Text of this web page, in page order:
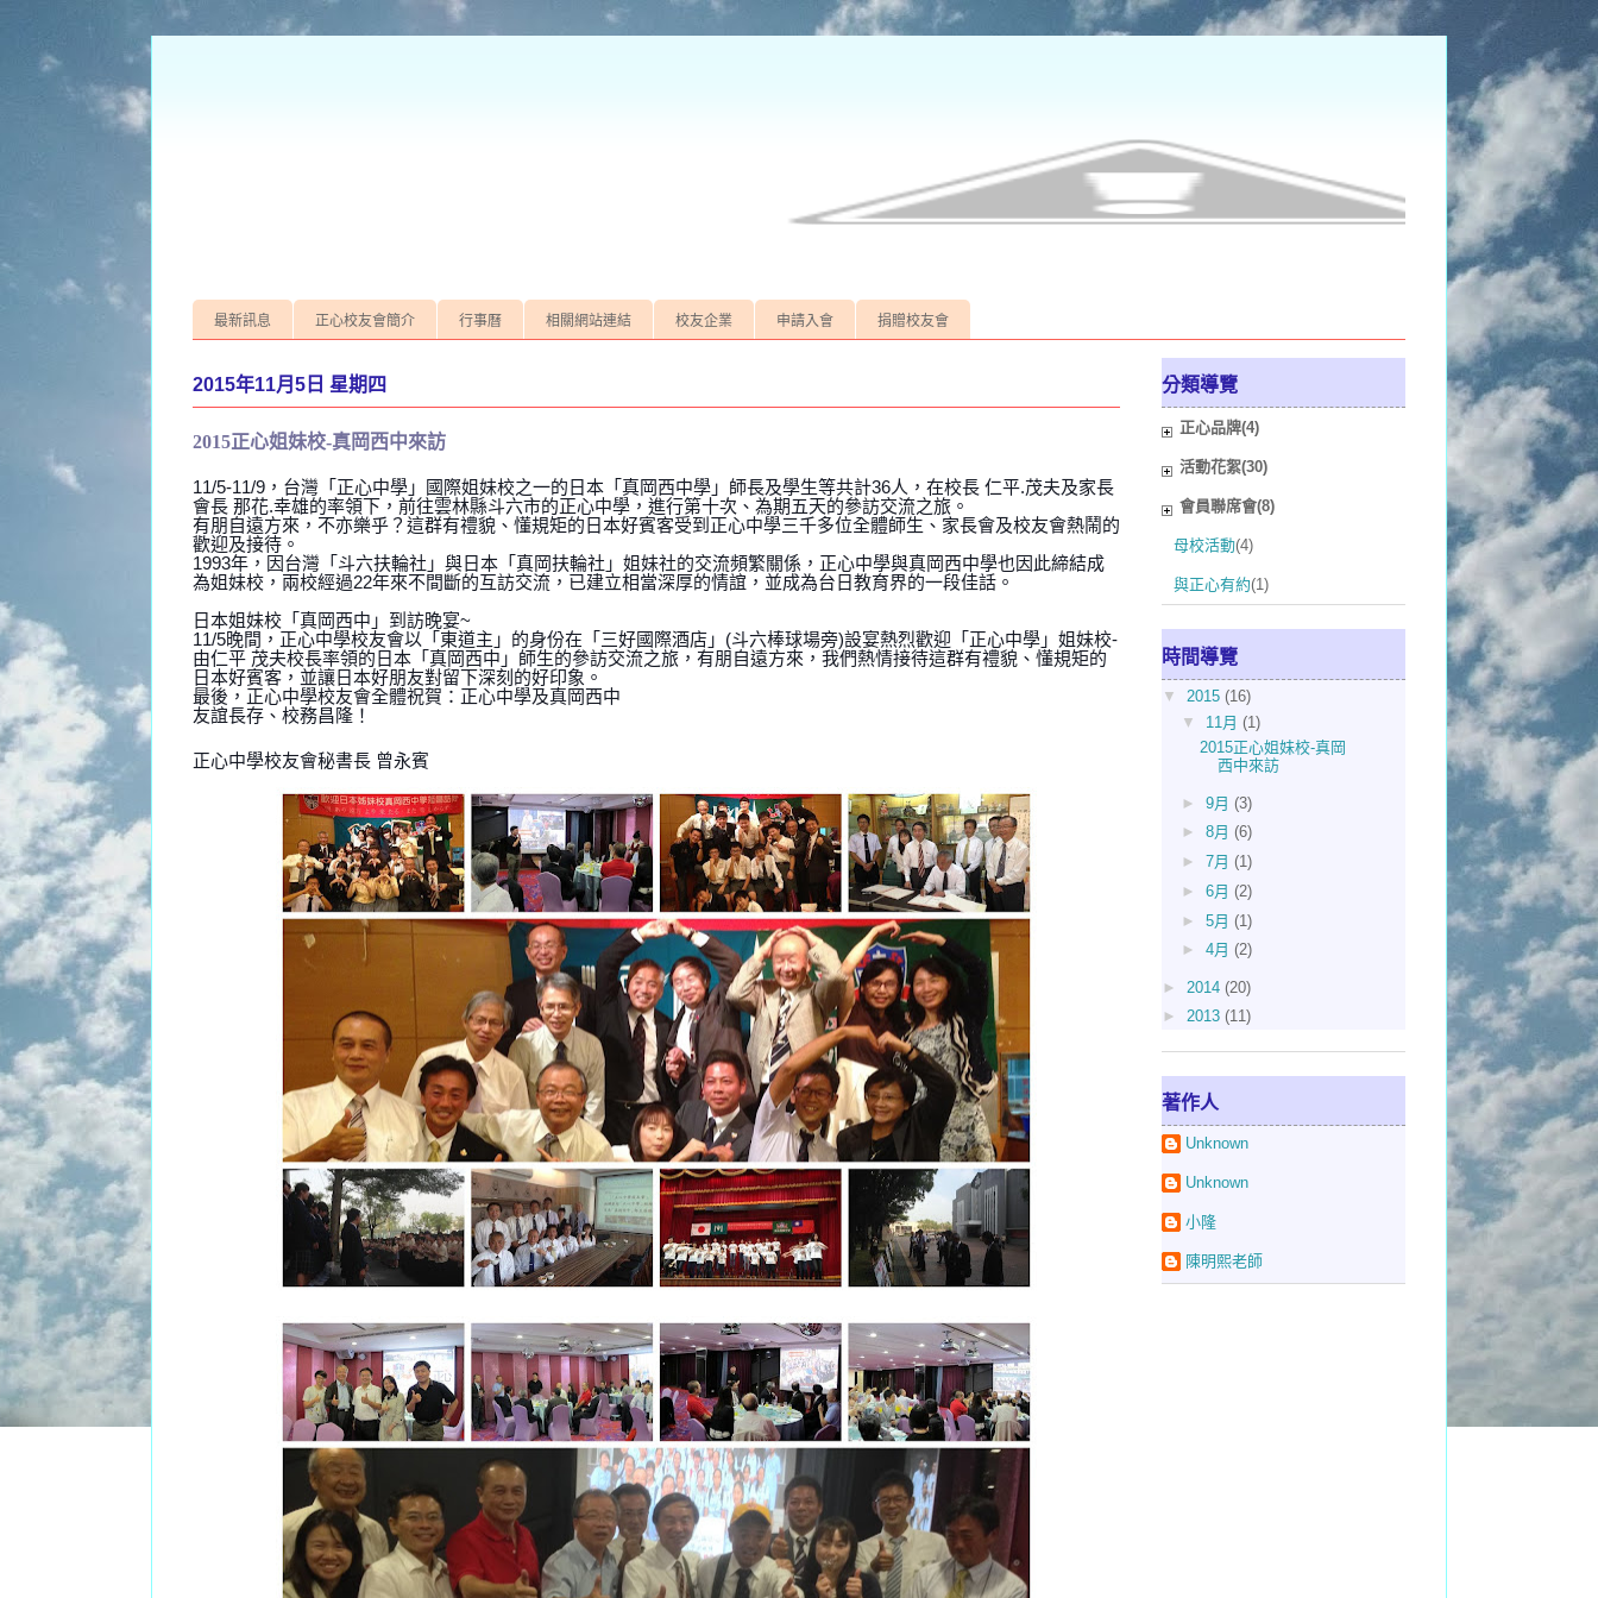
最新訊息 正心校友會簡介 行事曆 相關網站連結 校友企業 申請入會 捐贈校友會
2015年11月5日 星期四
2015正心姐妹校-真岡西中來訪
11/5-11/9，台灣「正心中學」國際姐妹校之一的日本「真岡西中學」師長及學生等共計36人，在校長 仁平.茂夫及家長
會長 那花.幸雄的率領下，前往雲林縣斗六市的正心中學，進行第十次、為期五天的參訪交流之旅。
有朋自遠方來，不亦樂乎？這群有禮貌、懂規矩的日本好賓客受到正心中學三千多位全體師生、家長會及校友會熱鬧的
歡迎及接待。
1993年，因台灣「斗六扶輪社」與日本「真岡扶輪社」姐妹社的交流頻繁關係，正心中學與真岡西中學也因此締結成
為姐妹校，兩校經過22年來不間斷的互訪交流，已建立相當深厚的情誼，並成為台日教育界的一段佳話。
日本姐妹校「真岡西中」到訪晚宴~
11/5晚間，正心中學校友會以「東道主」的身份在「三好國際酒店」(斗六棒球場旁)設宴熱烈歡迎「正心中學」姐妹校-
由仁平 茂夫校長率領的日本「真岡西中」師生的參訪交流之旅，有朋自遠方來，我們熱情接待這群有禮貌、懂規矩的
日本好賓客，並讓日本好朋友對留下深刻的好印象。
最後，正心中學校友會全體祝賀：正心中學及真岡西中
友誼長存、校務昌隆！
正心中學校友會秘書長 曾永賓
分類導覽
正心品牌(4)
活動花絮(30)
會員聯席會(8)
母校活動(4)
與正心有約(1)
時間導覽
▼ 2015 (16)
▼ 11月 (1)
2015正心姐妹校-真岡
西中來訪
► 9月 (3)
► 8月 (6)
► 7月 (1)
► 6月 (2)
► 5月 (1)
► 4月 (2)
► 2014 (20)
► 2013 (11)
著作人
Unknown
Unknown
小隆
陳明熙老師